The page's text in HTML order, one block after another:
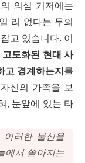
의심 기저에는
리 없다는 무의
고 있습니다. 이
고도화된 현대 사
고 경계하는지 를
신의 가족을 보
, 눈앞에 있는 타
이러한 불신을
에서 쏟아지는